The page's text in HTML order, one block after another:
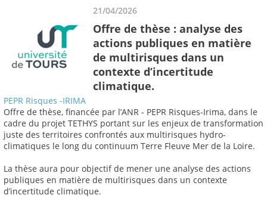
21/04/2026
Offre de thèse : analyse des
actions publiques en matière
de multirisques dans un
contexte d’incertitude
climatique.
PEPR Risques -IRIMA
Offre de thèse, financée par l’ANR - PEPR Risques-Irima, dans le
cadre du projet TETHYS portant sur les enjeux de transformation
juste des territoires confrontés aux multirisques hydro-
climatiques le long du continuum Terre Fleuve Mer de la Loire.
La thèse aura pour objectif de mener une analyse des actions
publiques en matière de multirisques dans un contexte
d’incertitude climatique.